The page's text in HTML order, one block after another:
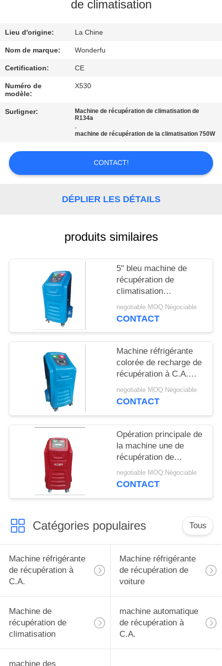
DE
QUALITÉ
CONTACTEZ-
NOUS
DEMANDEZ
UNE
CITATION
PRIVACY
POLICY
de climatisation
Lieu d'origine: La Chine
Nom de marque: Wonderfu
Certification: CE
Numéro de
modèle:
X530
Surligner:
Machine de récupération de climatisation de
R134a
,
machine de récupération de la climatisation 750W
CONTACT!
DÉPLIER LES DÉTAILS
produits similaires
5" bleu machine de
récupération de
climatisation
d'affichage d'affichage
à cristaux liquides
negotiable MOQ:Négociable
CONTACT
Machine réfrigérante
colorée de recharge de
récupération à C.A.
d'affichage à cristaux
liquides pour le
negotiable MOQ:Négociable
CONTACT
Opération principale de
la machine une de
récupération de
climatisation du
véhicule 1,8 CFM
negotiable MOQ:Négociable
CONTACT
Catégories populaires Tous
Machine réfrigérante
de récupération à
C.A.
Machine réfrigérante
de récupération de
voiture
Machine de
récupération de
climatisation
machine automatique
de récupération à
C.A.
machine des